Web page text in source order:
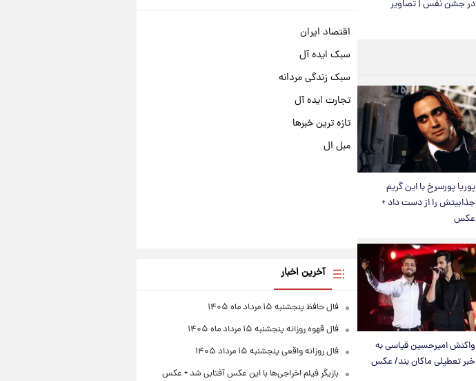
در جشن نفس | تصاویر
پوریا پورسرخ با این گریم
جذابیتش را از دست داد +
عکس
واکنش امیرحسین قیاسی به
خبر تعطیلی ماکان بند/ عکس
اقتصاد ایران
سبک ایده آل
سبک زندگی مردانه
تجارت ایده آل
تازه ترین خبرها
مبل ال
آخرین اخبار
فال حافظ پنجشنبه ۱۵ مرداد ماه ۱۴۰۵
فال قهوه روزانه پنجشنبه ۱۵ مرداد ماه ۱۴۰۵
فال روزانه واقعی پنجشنبه ۱۵ مرداد ۱۴۰۵
بازیگر فیلم اخراجی‌ها با این عکس آفتابی شد + عکس